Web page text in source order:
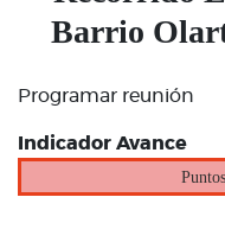
Barrio
Programar reunión
Indicador Avance